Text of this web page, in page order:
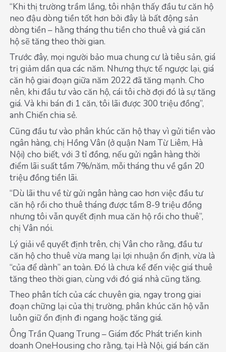
“Khi thị trường trầm lắng, tôi nhận thấy đầu tư căn hộ
neo đậu dòng tiền tốt hơn bởi đây là bất động sản
dòng tiền – hằng tháng thu tiền cho thuê và giá căn
hộ sẽ tăng theo thời gian.
Trước đây, mọi người bảo mua chung cư là tiêu sản, giá
trị giảm dần qua các năm. Nhưng thực tế ngược lại, giá
căn hộ giai đoạn giữa năm 2022 đã tăng mạnh. Cho
nên, khi đầu tư vào căn hộ, cái tôi chờ đợi đó là sự tăng
giá. Và khi bán đi 1 căn, tôi lãi được 300 triệu đồng”,
anh Chiến chia sẻ.
Cũng đầu tư vào phân khúc căn hộ thay vì gửi tiền vào
ngân hàng, chị Hồng Vân (ở quận Nam Từ Liêm, Hà
Nội) cho biết, với 3 tỉ đồng, nếu gửi ngân hàng thời
điểm lãi suất tầm 7%/năm, mỗi tháng thu về gần 20
triệu đồng tiền lãi.
“Dù lãi thu về từ gửi ngân hàng cao hơn việc đầu tư
căn hộ rồi cho thuê tháng được tầm 8-9 triệu đồng
nhưng tôi vẫn quyết định mua căn hộ rồi cho thuê”,
chị Vân nói.
Lý giải về quyết định trên, chị Vân cho rằng, đầu tư
căn hộ cho thuê vừa mang lại lợi nhuận ổn định, vừa là
“của để dành” an toàn. Đó là chưa kể đến việc giá thuê
tăng theo thời gian, cùng với đó giá nhà cũng tăng.
Theo phân tích của các chuyên gia, ngay trong giai
đoạn chững lại của thị trường, phân khúc căn hộ vẫn
luôn giữ ổn định đi ngang hoặc tăng giá.
Ông Trần Quang Trung – Giám đốc Phát triển kinh
doanh OneHousing cho rằng, tại Hà Nội, giá bán căn